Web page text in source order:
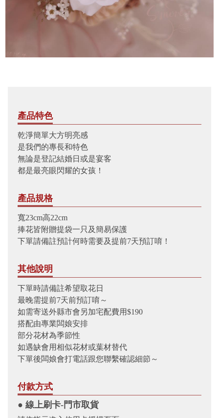
產品特色
乾淨簡單大方明亮感
是我們的專長和特色
無論是登記結婚日或是宴客
都是最亮眼閃耀的女孩！
產品規格
寬23cm高22cm
捧花皆附贈提袋一只及簡易保護
下單請備註預計何時需要及提前7天預訂唷！
其他說明
下單時請備註希望取花日
最晚需提前7天前預訂唷～
如需寄送外縣市會另加宅配費用$190
搭配由專業闆娘安排
部分花材為季節性
如遇缺會用相似花材或葉材替代
下單後闆娘會打電話跟您聯繫確認細節～
付款方式
● 線上刷卡-門市取貨